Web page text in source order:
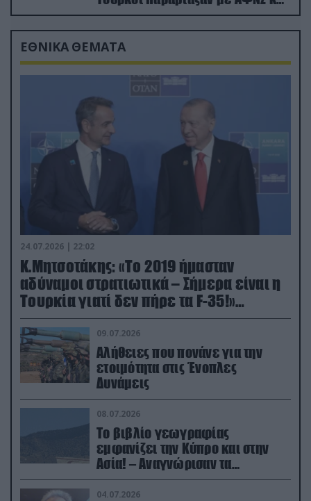
drone
ΕΘΝΙΚΑ ΘΕΜΑΤΑ
24.07.2026 | 22:02
Κ.Μητσοτάκης: «Το 2019 ήμασταν
αδύναμοι στρατιωτικά – Σήμερα είναι η
Τουρκία γιατί δεν πήρε τα F-35!»
(βίντεο)
09.07.2026
Αλήθειες που πονάνε για την
ετοιμότητα στις Ένοπλες
Δυνάμεις
08.07.2026
Το βιβλίο γεωγραφίας
εμφανίζει την Κύπρο και στην
Ασία! – Αναγνώρισαν τα
κατεχόμενα; (φωτο)
04.07.2026